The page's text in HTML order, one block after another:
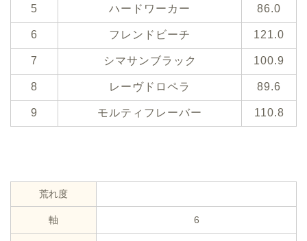
5 ハードワーカー 86.0
6 フレンドビーチ 121.0
7 シマサンブラック 100.9
8 レーヴドロペラ 89.6
9 モルティフレーバー 110.8
荒れ度
軸 6